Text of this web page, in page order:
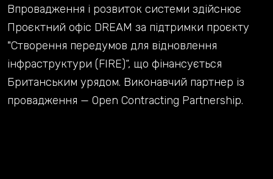
Впровадження і розвиток системи здійснює
Проєктний офіс DREAM за підтримки проєкту
"Створення передумов для відновлення
інфраструктури (FIRE)“, що фінансується
Британським урядом. Виконавчий партнер із
провадження — Open Contracting Partnership.